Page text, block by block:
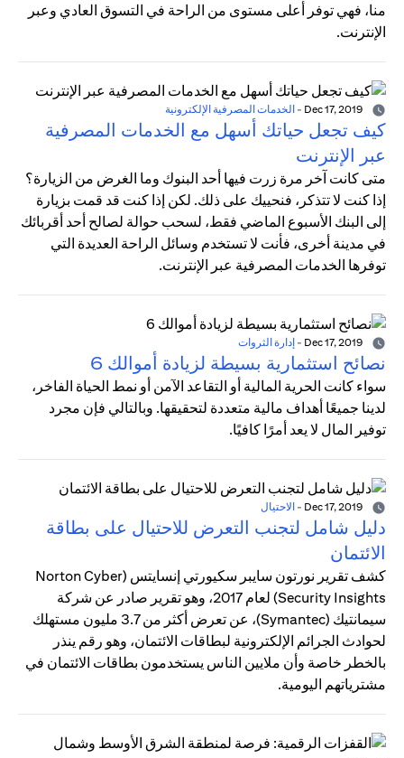
منا، فهي توفر أعلى مستوى من الراحة في التسوق العادي وعبر
الإنترنت.
- الخدمات المصرفية الإلكترونية
كيف تجعل حياتك أسهل مع الخدمات المصرفية
عبر الإنترنت
متى كانت آخر مرة زرت فيها أحد البنوك وما الغرض من الزيارة؟
إذا كنت لا تتذكر، فنحييك على ذلك. لكن إذا كنت قد قمت بزيارة
إلى البنك الأسبوع الماضي فقط، لسحب حوالة لصالح أحد أقربائك
في مدينة أخرى، فأنت لا تستخدم وسائل الراحة العديدة التي
توفرها الخدمات المصرفية عبر الإنترنت.
- إدارة الثروات
نصائح استثمارية بسيطة لزيادة أموالك 6
سواء كانت الحرية المالية أو التقاعد الآمن أو نمط الحياة الفاخر،
لدينا جميعًا أهداف مالية متعددة لتحقيقها. وبالتالي فإن مجرد
توفير المال لا يعد أمرًا كافيًا.
- الاحتيال
دليل شامل لتجنب التعرض للاحتيال على بطاقة
الائتمان
كشف تقرير نورتون سايبر سكيورتي إنسايتس (Norton Cyber
Security Insights) لعام 2017، وهو تقرير صادر عن شركة
سيمانتيك (Symantec)، عن تعرض أكثر من 3.7 مليون مستهلك
لحوادث الجرائم الإلكترونية لبطاقات الائتمان، وهو رقم ينذر
بالخطر خاصة وأن ملايين الناس يستخدمون بطاقات الائتمان في
مشترياتهم اليومية.